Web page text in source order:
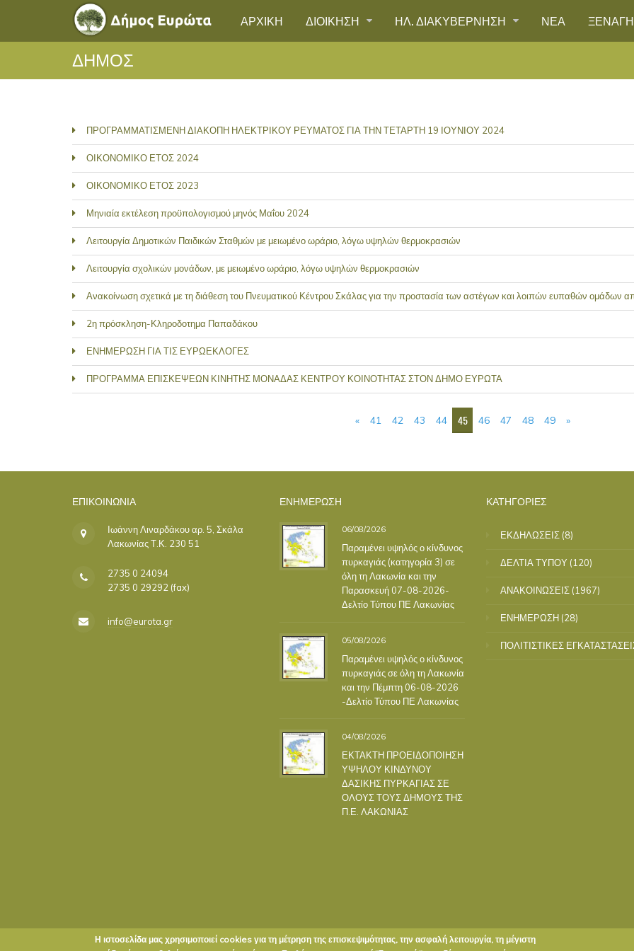
ΑΡΧΙΚΗ ΔΙΟΙΚΗΣΗ ΗΛ. ΔΙΑΚΥΒΕΡΝΗΣΗ ΝΕΑ
ΔΗΜΟΣ
ΠΡΟΓΡΑΜΜΑΤΙΣΜΕΝΗ ΔΙΑΚΟΠΗ ΗΛΕΚΤΡΙΚΟΥ ΡΕΥΜΑΤΟΣ ΓΙΑ ΤΗΝ ΤΕΤΑΡΤΗ 19 ΙΟΥΝΙΟΥ 2024
ΟΙΚΟΝΟΜΙΚΟ ΕΤΟΣ 2024
ΟΙΚΟΝΟΜΙΚΟ ΕΤΟΣ 2023
Μηνιαία εκτέλεση προϋπολογισμού μηνός Μαΐου 2024
Λειτουργία Δημοτικών Παιδικών Σταθμών με μειωμένο ωράριο, λόγω υψηλών θερμοκρασιών
Λειτουργία σχολικών μονάδων, με μειωμένο ωράριο, λόγω υψηλών θερμοκρασιών
Ανακοίνωση σχετικά με τη διάθεση του Πνευματικού Κέντρου Σκάλας για την προστασία των αστέγων και λοιπών ευπαθών ομάδων
2η πρόσκληση-Κληροδοτημα Παπαδάκου
ΕΝΗΜΕΡΩΣΗ ΓΙΑ ΤΙΣ ΕΥΡΩΕΚΛΟΓΕΣ
ΠΡΟΓΡΑΜΜΑ ΕΠΙΣΚΕΨΕΩΝ ΚΙΝΗΤΗΣ ΜΟΝΑΔΑΣ ΚΕΝΤΡΟΥ ΚΟΙΝΟΤΗΤΑΣ ΣΤΟΝ ΔΗΜΟ ΕΥΡΩΤΑ
« 41 42 43 44 45 46 47 48 49 »
ΕΠΙΚΟΙΝΩΝΊΑ
Ιωάννη Λιναρδάκου αρ. 5, Σκάλα
Λακωνίας Τ.Κ. 230 51
2735 0 24094
2735 0 29292 (fax)
info@eurota.gr
ΕΝΗΜΕΡΩΣΗ
06/08/2026
Παραμένει υψηλός ο κίνδυνος
πυρκαγιάς (κατηγορία 3) σε
όλη τη Λακωνία και την
Παρασκευή 07-08-2026-
Δελτίο Τύπου ΠΕ Λακωνίας
05/08/2026
Παραμένει υψηλός ο κίνδυνος
πυρκαγιάς σε όλη τη Λακωνία
και την Πέμπτη 06-08-2026
-Δελτίο Τύπου ΠΕ Λακωνίας
04/08/2026
ΕΚΤΑΚΤΗ ΠΡΟΕΙΔΟΠΟΙΗΣΗ
ΥΨΗΛΟΥ ΚΙΝΔΥΝΟΥ
ΔΑΣΙΚΗΣ ΠΥΡΚΑΓΙΑΣ ΣΕ
ΟΛΟΥΣ ΤΟΥΣ ΔΗΜΟΥΣ ΤΗΣ
Π.Ε. ΛΑΚΩΝΙΑΣ
ΚΑΤΗΓΟΡΙΕΣ
ΕΚΔΗΛΩΣΕΙΣ (8)
ΔΕΛΤΙΑ ΤΥΠΟΥ (120)
ΑΝΑΚΟΙΝΩΣΕΙΣ (1967)
ΕΝΗΜΕΡΩΣΗ (28)
ΠΟΛΙΤΙΣΤΙΚΕΣ
Η ιστοσελίδα μας χρησιμοποιεί cookies για τη μέτρηση της επισκεψιμότητας, την ασφαλή λειτουργία, τη μέγιστη